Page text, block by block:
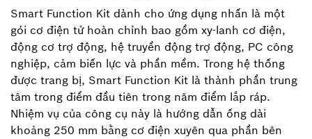
Smart Function Kit dành cho ứng dụng nhấn là một
gói cơ điện tử hoàn chỉnh bao gồm xy-lanh cơ điện,
động cơ trợ động, hệ truyền động trợ động, PC công
nghiệp, cảm biến lực và phần mềm. Trong hệ thống
được trang bị, Smart Function Kit là thành phần trung
tâm trong điểm đầu tiên trong năm điểm lắp ráp.
Nhiệm vụ của công cụ này là hướng dẫn ống dài
khoảng 250 mm bằng cơ điện xuyên qua phần bên